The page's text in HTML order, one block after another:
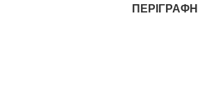
ΠΕΡΙΓΡΑΦΉ